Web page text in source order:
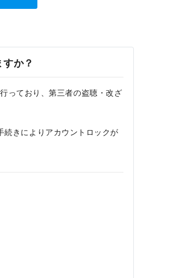
か？
っており、第三者の盗聴・改ざ
続きによりアカウントロックが